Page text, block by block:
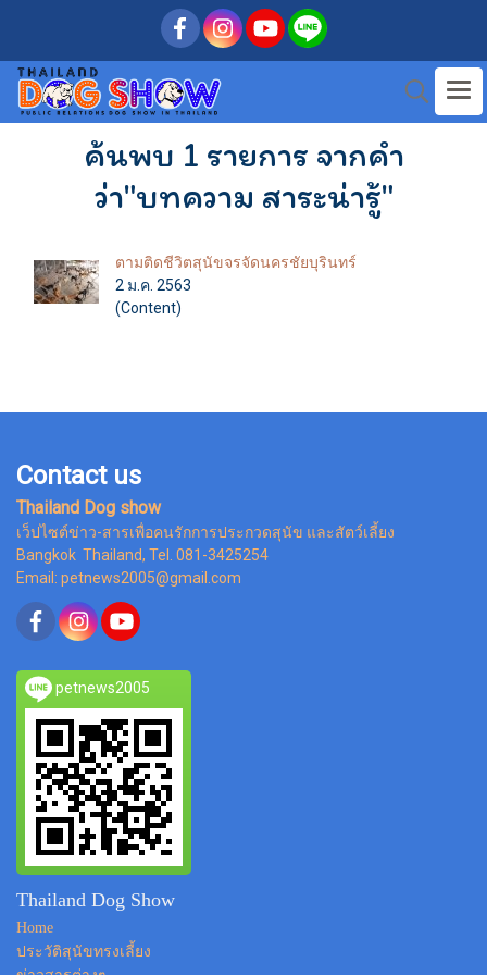
ค้นพบ 1 รายการ จากคำ
ว่า"บทความ สาระน่ารู้"
ตามติดชีวิตสุนัขจรจัดนครชัยบุรินทร์
2 ม.ค. 2563
(Content)
Contact us
Thailand Dog show
เว็ปไซต์ข่าว-สารเพื่อคนรักการประกวดสุนัข และสัตว์เลี้ยง
Bangkok Thailand, Tel. 081-3425254
Email: petnews2005@gmail.com
petnews2005
Thailand Dog Show
Home
ประวัติสุนัขทรงเลี้ยง